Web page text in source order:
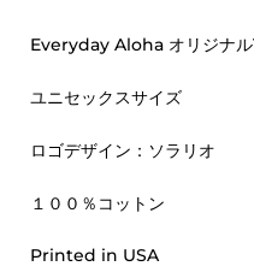
Everyday Aloha オリジナ
ユニセックスサイズ
ロゴデザイン：ソラリオ
１００％コットン
Printed in USA